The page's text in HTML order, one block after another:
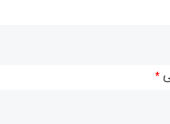
شده است. این بخش
*